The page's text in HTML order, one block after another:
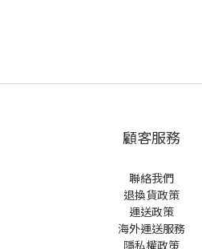
顧客服務
聯絡我們
退換貨政策
運送政策
海外運送服務
隱私權政策